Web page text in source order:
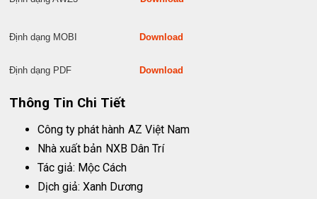
Định dạng MOBI Download
Định dạng PDF Download
Thông Tin Chi Tiết
Công ty phát hành AZ Việt Nam
Nhà xuất bản NXB Dân Trí
Tác giả: Mộc Cách
Dịch giả: Xanh Dương